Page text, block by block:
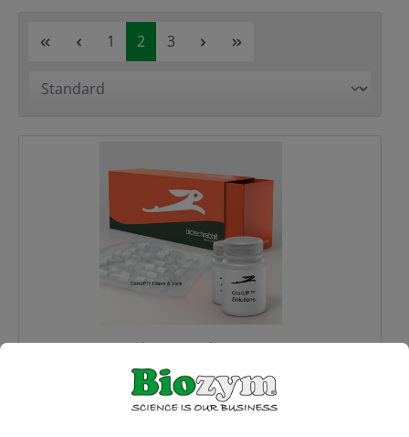
Minuten nach Lyse,bis zu 15 x 96 Proben pro Stunde,
weniger Abfall
Säulenbasierend:Der optimierte Klassiker, Bind-
Wash-Elute
RNA - Isolierung
Schnelle Extraktion: Skalierbar, ohne Zentrifugation,
mit RNase Inhibitor.
Salzfällungsmethode
: Skalierbar ab einer Zelle, auch
für microRNA geeignet, ohne toxische Substanzen
: Der optimierte Klassiker, Bind-
Wash-Elute, physikalische Entfernung der DNA
Seite
1 Seite
2 Seite
3
GenUP™ Bacteria gDNA Kit